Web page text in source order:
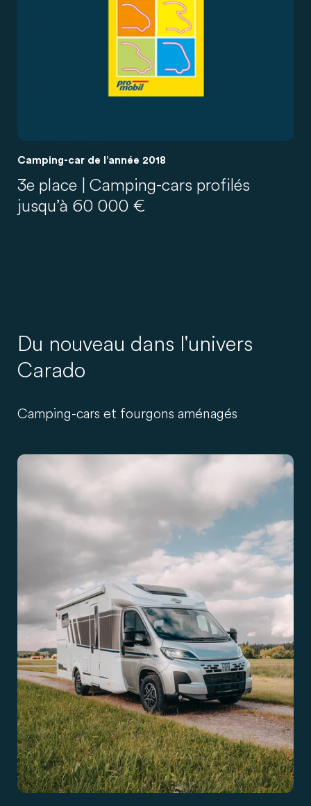
Camping-car de l’année 2018
3e place | Camping-cars profilés
jusqu’à 60 000 €
Du nouveau dans l'univers
Carado
Camping-cars et fourgons aménagés